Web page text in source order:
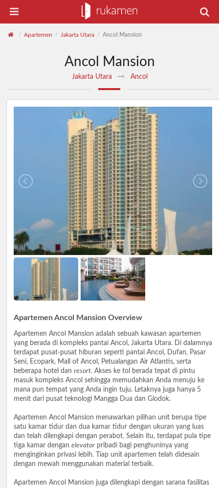
/ Apartemen / Jakarta Utara / Ancol Mansion
Ancol Mansion
Jakarta Utara Ancol
Apartemen Ancol Mansion Overview
Apartemen Ancol Mansion adalah sebuah kawasan apartemen
yang berada di kompleks pantai Ancol, Jakarta Utara. Di dalamnya
terdapat pusat-pusat hiburan seperti pantai Ancol, Dufan, Pasar
Seni, Ecopark, Mall of Ancol, Petualangan Air Atlantis, serta
beberapa hotel dan resort. Akses ke tol berada tepat di pintu
masuk kompleks Ancol sehingga memudahkan Anda menuju ke
mana pun tempat yang Anda ingin tuju. Letaknya juga hanya 5
menit dari pusat teknologi Mangga Dua dan Glodok.
Apartemen Ancol Mansion menawarkan pilihan unit berupa tipe
satu kamar tidur dan dua kamar tidur dengan ukuran yang luas
dan telah dilengkapi dengan perabot. Selain itu, terdapat pula tipe
tiga kamar dengan elevator pribadi bagi penghuninya yang
menginginkan privasi lebih. Tiap unit apartemen telah didesain
dengan mewah menggunakan material terbaik.
Apartemen Ancol Mansion juga dilengkapi dengan sarana fasilitas